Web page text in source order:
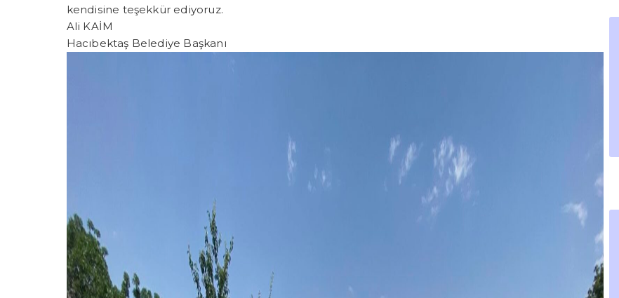
kendisine teşekkür ediyoruz.
Ali KAİM
Hacıbektaş Belediye Başkanı